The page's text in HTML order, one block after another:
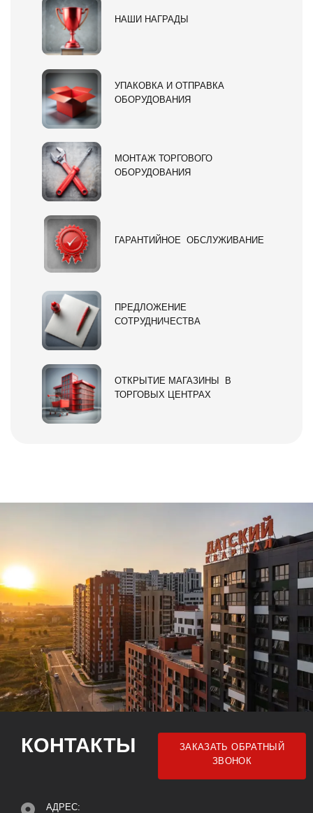
НАШИ НАГРАДЫ
УПАКОВКА И ОТПРАВКА
ОБОРУДОВАНИЯ
МОНТАЖ ТОРГОВОГО
ОБОРУДОВАНИЯ
ГАРАНТИЙНОЕ ОБСЛУЖИВАНИЕ
ПРЕДЛОЖЕНИЕ
СОТРУДНИЧЕСТВА
ОТКРЫТИЕ МАГАЗИНЫ В
ТОРГОВЫХ ЦЕНТРАХ
КОНТАКТЫ
ЗАКАЗАТЬ ОБРАТНЫЙ
ЗВОНОК
АДРЕС: